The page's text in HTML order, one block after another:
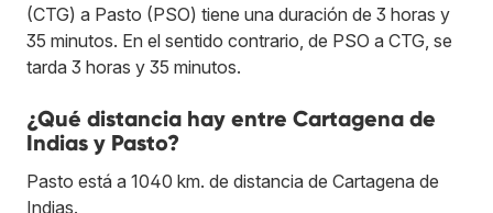
(CTG) a Pasto (PSO) tiene una duración de 3 horas y
35 minutos. En el sentido contrario, de PSO a CTG, se
tarda 3 horas y 35 minutos.
¿Qué distancia hay entre Cartagena de
Indias y Pasto?
Pasto está a 1040 km. de distancia de Cartagena de
Indias.